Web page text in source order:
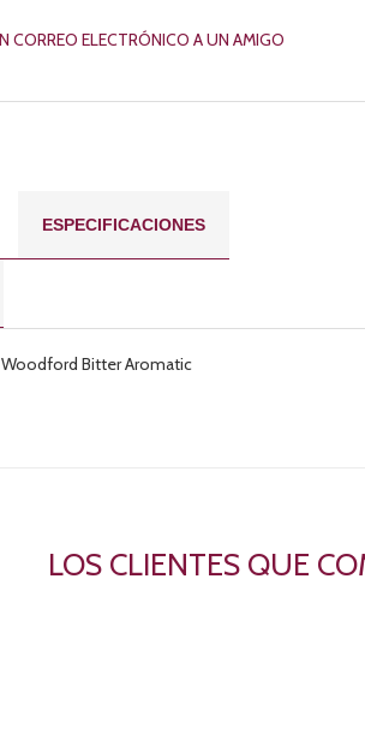
ESPECIFICACIONES
Woodford Bitter Aromatic
LOS CLIENTES QUE